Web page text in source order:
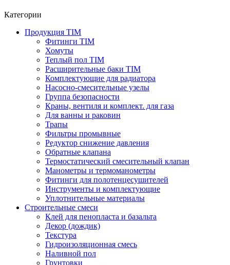
Категории
Продукция TIM
Фитинги TIM
Хомуты
Теплый пол TIM
Расширительные баки TIM
Комплектующие для радиатора
Насосно-смесительные узелы
Группа безопасности
Краны, вентиля и комплект. для газа
Для ванны и раковин
Трапы
Фильтры промывные
Редуктор снижение давления
Обратные клапана
Термостатический смесительный клапан
Манометры и термоманометры
Фитинги для полотенцесушителей
Инструменты и комплектующие
Уплотнительные материалы
Строительные смеси
Клей для пенопласта и базальта
Декор (дождик)
Текстура
Гидроизоляционная смесь
Наливной пол
Грунтовки